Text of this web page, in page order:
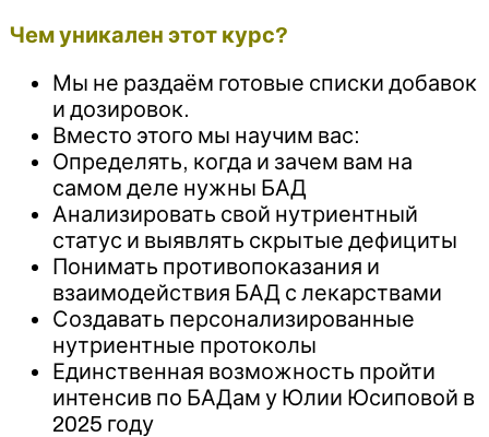
Чем уникален этот курс?
Мы не раздаём готовые списки добавок
и дозировок.
Вместо этого мы научим вас:
Определять, когда и зачем вам на
самом деле нужны БАД
Анализировать свой нутриентный
статус и выявлять скрытые дефициты
Понимать противопоказания и
взаимодействия БАД с лекарствами
Создавать персонализированные
нутриентные протоколы
Единственная возможность пройти
интенсив по БАДам у Юлии Юсиповой в
2025 году